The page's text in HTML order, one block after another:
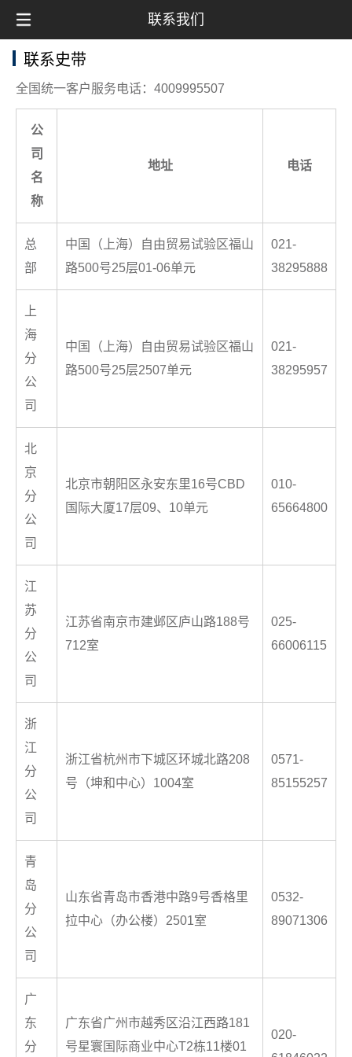
联系我们
联系史带
全国统一客户服务电话：4009995507
公
司
名
称
地址 电话
总
部
中国（上海）自由贸易试验区福山
路500号25层01-06单元
021-
38295888
上
海
分
公
司
中国（上海）自由贸易试验区福山
路500号25层2507单元
021-
38295957
北
京
分
公
司
北京市朝阳区永安东里16号CBD
国际大厦17层09、10单元
010-
65664800
江
苏
分
公
司
江苏省南京市建邺区庐山路188号
712室
025-
66006115
浙
江
分
公
司
浙江省杭州市下城区环城北路208
号（坤和中心）1004室
0571-
85155257
青
岛
分
公
司
山东省青岛市香港中路9号香格里
拉中心（办公楼）2501室
0532-
89071306
广
东
分
广东省广州市越秀区沿江西路181
号星寰国际商业中心T2栋11楼01
020-